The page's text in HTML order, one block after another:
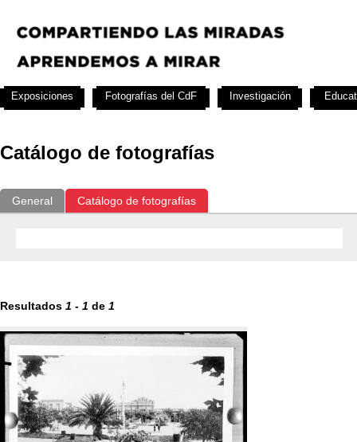
Catálogo de fotografías
General Catálogo de fotografías
Resultados 1 - 1 de 1
Exposiciones Fotografías del CdF Investigación